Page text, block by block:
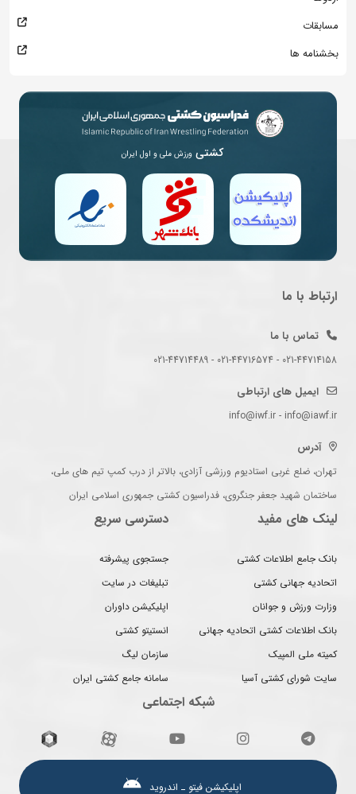
مسابقات
بخشنامه ها
کشتی ورزش ملی و اول ایران
ارتباط با ما
تماس با ما
021-44714158 - 021-44716574 - 021-44714489
ایمیل های ارتباطی
info@iwf.ir - info@iawf.ir
آدرس
تهران، ضلع غربی استادیوم ورزشی آزادی، بالاتر از درب کمپ تیم های ملی،
ساختمان شهید جعفر جنگروی، فدراسیون کشتی جمهوری اسلامی ایران
لینک های مفید
بانک جامع اطلاعات کشتی
اتحادیه جهانی کشتی
وزارت ورزش و جوانان
بانک اطلاعات کشتی اتحادیه جهانی
کمیته ملی المپیک
سایت شورای کشتی آسیا
دسترسی سریع
جستجوی پیشرفته
تبلیغات در سایت
اپلیکیشن داوران
انستیتو کشتی
سازمان لیگ
سامانه جامع کشتی ایران
شبکه اجتماعی
اپلیکیشن فیتو ـ اندروید